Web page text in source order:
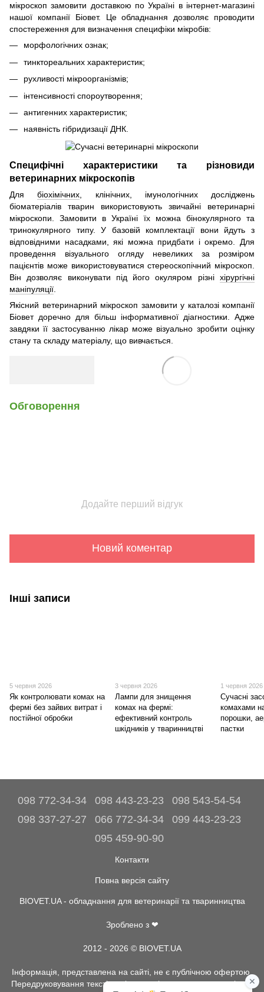
мікроскоп замовити доставкою по Україні в інтернет-магазині
нашої компанії Біовет. Це обладнання дозволяє проводити
спостереження для визначення специфіки мікробів:
морфологічних ознак;
тинктореальних характеристик;
рухливості мікроорганізмів;
інтенсивності спороутворення;
антигенних характеристик;
наявність гібридизації ДНК.
Специфічні характеристики та різновиди
ветеринарних мікроскопів
Длябіохімічних , клінічних, імунологічних досліджень
біоматеріалів тварин використовують звичайні ветеринарні
мікроскопи. Замовити в Україні їх можна бінокулярного та
тринокулярного типу. У базовій комплектації вони йдуть з
відповідними насадками, які можна придбати і окремо. Для
проведення візуального огляду невеликих за розміром
пацієнтів може використовуватися стереоскопічний мікроскоп.
Він дозволяє виконувати під його окуляром різні хірургічні
маніпуляції
Якісний ветеринарний мікроскоп замовити у каталозі компанії
Біовет доречно для більш інформативної діагностики. Адже
завдяки її застосуванню лікар може візуально зробити оцінку
стану та складу матеріалу, що вивчається.
Обговорення
Додайте перший відгук
Новий коментар
Інші записи
5 червня 2026
Як контролювати комах на
фермі без зайвих витрат і
постійної обробки
3 червня 2026
Лампи для знищення
комах на фермі:
ефективний контроль
шкідників у тваринництві
1 червня 2026
Сучасні
комахами
порошки,
пастки
098 772-34-34 098 443-23-23
098 543-54-54
098 337-27-27
066 772-34-34
099 443-23-23
095 459-90-90
Контакти
Повна версія сайту
BIOVET.UA - обладнання для ветеринарії та тваринництва
Зроблено з ❤
2012 - 2026 © BIOVET.UA
Інформація, представлена на сайті, не є публічною офертою.
Передруковування текстів та інше копіювання, можливо тільки